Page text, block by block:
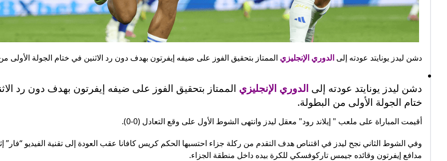
دشن ليدز يونايتد عودته إلى الدوري الإنجليزي الممتاز بتحقيق الفوز على ضيفه إيفرتون بهدف دون رد الاثنين في ختام الجولة الأولى
دشن ليدز يونايتد عودته إلى الدوري الإنجليزي الممتاز بتحقيق الفوز على ضيفه إيفرتون بهدف دون رد
ختام الجولة الأولى من البطولة.
أقيمت المباراة على ملعب " إيلاند رود" معقل ليدز وانتهى الشوط الأول على وقع التعادل (0-0).
وفي الشوط الثاني نجح ليدز في اقتناص هدف التقدم من ركلة جزاء احتسبها الحكم كريس كافانا عقب العودة إلى تقنية الفيديو “فار”
مدافع إيفرتون وقائده جيمس تاركوفسكي للكرة بيده داخل منطقة الجزاء.